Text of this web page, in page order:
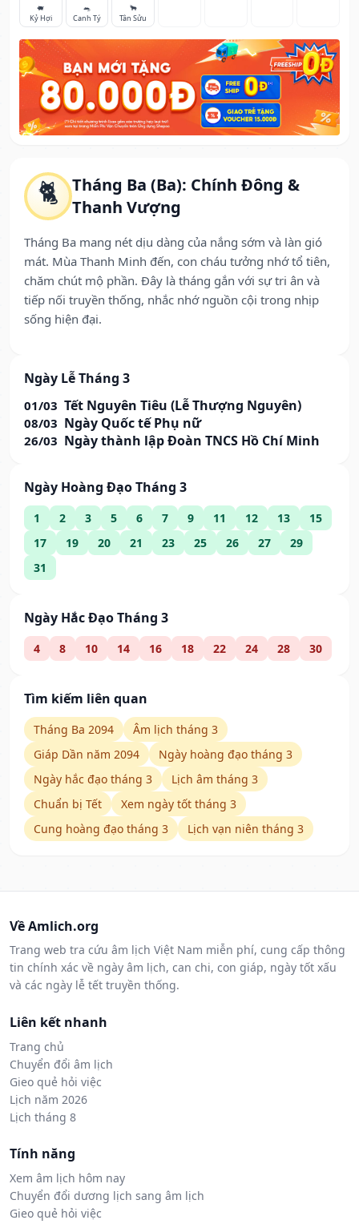
🐈
Tháng Ba (Ba): Chính Đông &
Thanh Vượng
Tháng Ba mang nét dịu dàng của nắng sớm và làn gió
mát. Mùa Thanh Minh đến, con cháu tưởng nhớ tổ tiên,
chăm chút mộ phần. Đây là tháng gắn với sự tri ân và
tiếp nối truyền thống, nhắc nhớ nguồn cội trong nhịp
sống hiện đại.
Ngày Lễ Tháng 3
01/03 Tết Nguyên Tiêu (Lễ Thượng Nguyên)
08/03 Ngày Quốc tế Phụ nữ
26/03 Ngày thành lập Đoàn TNCS Hồ Chí Minh
Ngày Hoàng Đạo Tháng 3
1 2 3 5 6 7 9 11 12 13
15
17
19 20 21 23 25 26 27
29
31
Ngày Hắc Đạo Tháng 3
4 8 10 14 16 18 22 24 28 30
Tìm kiếm liên quan
Tháng Ba 2094
Âm lịch tháng 3
Giáp Dần năm 2094
Ngày hoàng đạo tháng 3
Ngày hắc đạo tháng 3
Lịch âm tháng 3
Chuẩn bị Tết
Xem ngày tốt tháng 3
Cung hoàng đạo tháng 3
Lịch vạn niên tháng 3
🐖
Kỷ Hợi
🐀
Canh Tý
🐂
Tân Sửu
Về Amlich.org
Trang web tra cứu âm lịch Việt Nam miễn phí, cung cấp thông
tin chính xác về ngày âm lịch, can chi, con giáp, ngày tốt xấu
và các ngày lễ tết truyền thống.
Liên kết nhanh
Trang chủ
Chuyển đổi âm lịch
Gieo quẻ hỏi việc
Lịch năm 2026
Lịch tháng 8
Tính năng
Xem âm lịch hôm nay
Chuyển đổi dương lịch sang âm lịch
Gieo quẻ hỏi việc